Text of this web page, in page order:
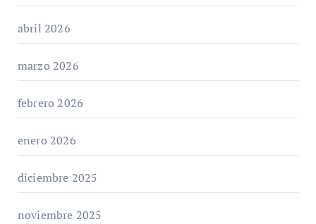
abril 2026
marzo 2026
febrero 2026
enero 2026
diciembre 2025
noviembre 2025